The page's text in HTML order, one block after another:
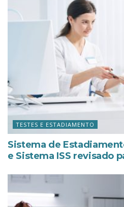
TESTES E ESTADIAMENTO
Sistema de
e Sistema ISS revisado